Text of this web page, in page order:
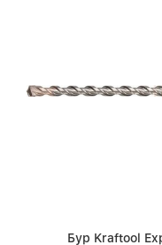
Бур Kraftool